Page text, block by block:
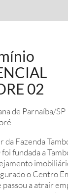
02
de Parnaíba/SP
da Fazenda
fundada a
o Centro
passou a atrair